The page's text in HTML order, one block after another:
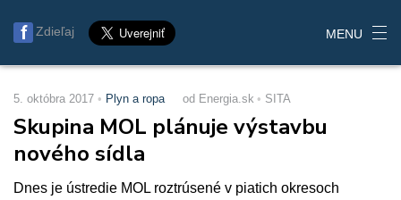
Zdieľaj MENU
5. októbra 2017 Plyn a ropa od Energia.sk SITA
Skupina MOL plánuje výstavbu
nového sídla
Dnes je ústredie MOL roztrúsené v piatich okresoch